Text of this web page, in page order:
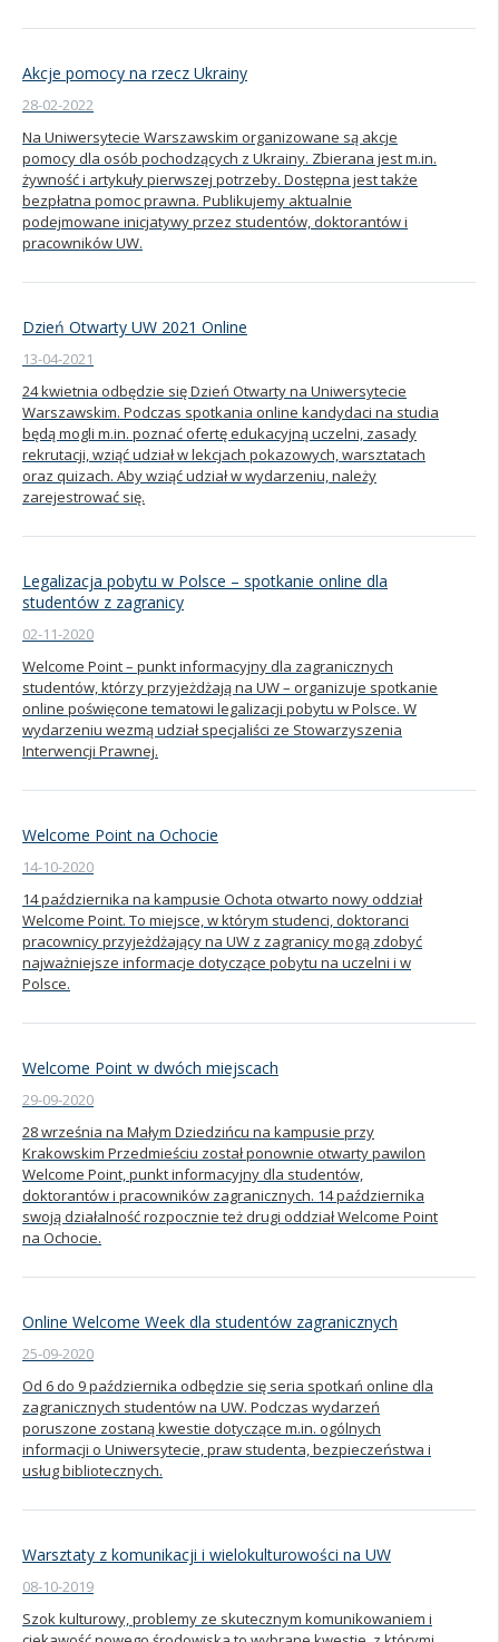
Akcje pomocy na rzecz Ukrainy
28-02-2022
Na Uniwersytecie Warszawskim organizowane są akcje
pomocy dla osób pochodzących z Ukrainy. Zbierana jest m.in.
żywność i artykuły pierwszej potrzeby. Dostępna jest także
bezpłatna pomoc prawna. Publikujemy aktualnie
podejmowane inicjatywy przez studentów, doktorantów i
pracowników UW.
Dzień Otwarty UW 2021 Online
13-04-2021
24 kwietnia odbędzie się Dzień Otwarty na Uniwersytecie
Warszawskim. Podczas spotkania online kandydaci na studia
będą mogli m.in. poznać ofertę edukacyjną uczelni, zasady
rekrutacji, wziąć udział w lekcjach pokazowych, warsztatach
oraz quizach. Aby wziąć udział w wydarzeniu, należy
zarejestrować się.
Legalizacja pobytu w Polsce – spotkanie online dla
studentów z zagranicy
02-11-2020
Welcome Point – punkt informacyjny dla zagranicznych
studentów, którzy przyjeżdżają na UW – organizuje spotkanie
online poświęcone tematowi legalizacji pobytu w Polsce. W
wydarzeniu wezmą udział specjaliści ze Stowarzyszenia
Interwencji Prawnej.
Welcome Point na Ochocie
14-10-2020
14 października na kampusie Ochota otwarto nowy oddział
Welcome Point. To miejsce, w którym studenci, doktoranci
pracownicy przyjeżdżający na UW z zagranicy mogą zdobyć
najważniejsze informacje dotyczące pobytu na uczelni i w
Polsce.
Welcome Point w dwóch miejscach
29-09-2020
28 września na Małym Dziedzińcu na kampusie przy
Krakowskim Przedmieściu został ponownie otwarty pawilon
Welcome Point, punkt informacyjny dla studentów,
doktorantów i pracowników zagranicznych. 14 października
swoją działalność rozpocznie też drugi oddział Welcome Point
na Ochocie.
Online Welcome Week dla studentów zagranicznych
25-09-2020
Od 6 do 9 października odbędzie się seria spotkań online dla
zagranicznych studentów na UW. Podczas wydarzeń
poruszone zostaną kwestie dotyczące m.in. ogólnych
informacji o Uniwersytecie, praw studenta, bezpieczeństwa i
usług bibliotecznych.
Warsztaty z komunikacji i wielokulturowości na UW
08-10-2019
Szok kulturowy, problemy ze skutecznym komunikowaniem i